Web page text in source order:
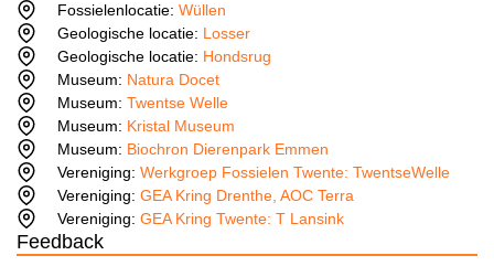
Fossielenlocatie:Wüllen
Geologische locatie: Losser
Geologische locatie: Hondsrug
Museum: Natura Docet
Museum:Twentse Welle
Museum: Kristal Museum
Museum: Biochron Dierenpark Emmen
Vereniging:Werkgroep Fossielen Twente: TwentseWelle
Vereniging:GEA Kring Drenthe, AOC Terra
Vereniging:GEA Kring Twente: T Lansink
Feedback